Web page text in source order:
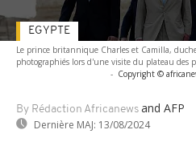
Le prince britannique Charles et Camilla,
photographiés lors d'une visite du plateau des
- Copyright ©
By Rédaction Africanews and AFP
Dernière MAJ: 13/08/2024
EGYPTE